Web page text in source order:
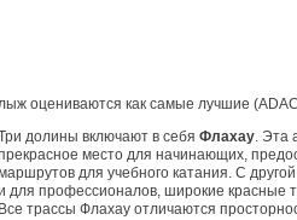
оцениваются как самые лучшие (ADAC
долины включают в себя Флахау. Эта
место для начинающих,
для учебного катания. С
для профессионалов, широкие красные
Все трассы Флахау отличаются